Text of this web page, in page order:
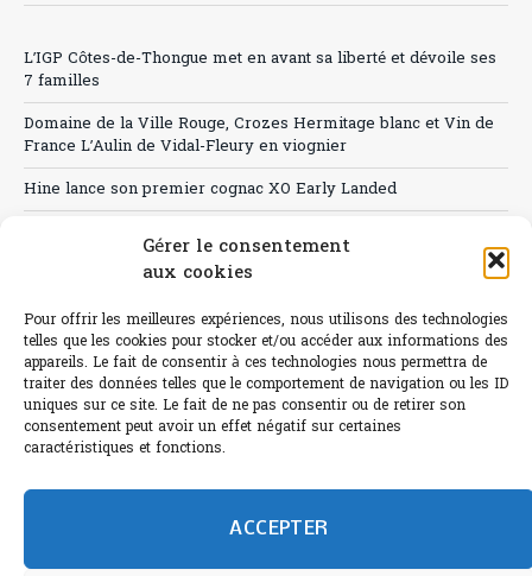
Gérer le consentement
aux cookies
Pour offrir les meilleures expériences, nous utilisons des technologies
telles que les cookies pour stocker et/ou accéder aux informations des
appareils. Le fait de consentir à ces technologies nous permettra de
traiter des données telles que le comportement de navigation ou les ID
uniques sur ce site. Le fait de ne pas consentir ou de retirer son
consentement peut avoir un effet négatif sur certaines
caractéristiques et fonctions.
ACCEPTER
L’IGP Côtes-de-Thongue met en avant sa liberté et dévoile ses
7 familles
Domaine de la Ville Rouge, Crozes Hermitage blanc et Vin de
France L’Aulin de Vidal-Fleury en viognier
Hine lance son premier cognac XO Early Landed
Sélection de rosés 2026
L'abus d'alcool est dangereux pour la santé.
©paris-bistro 2026 Paris-bistro.com est une publication 100%
mail: contact@paris-bistro.com